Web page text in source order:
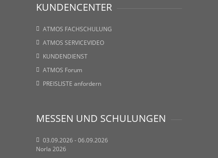
KUNDENCENTER
ATMOS FACHSCHULUNG
ATMOS SERVICEVIDEO
KUNDENDIENST
ATMOS Forum
PREISLISTE anfordern
MESSEN UND SCHULUNGEN
03.09.2026 - 06.09.2026
Norla 2026